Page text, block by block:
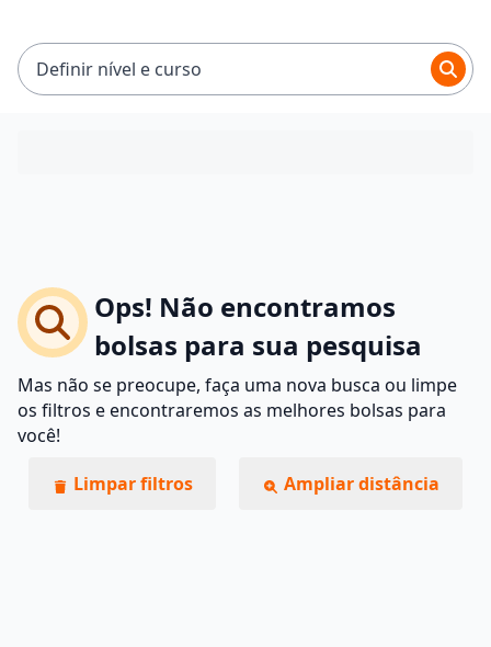
Definir nível e curso
Ops! Não encontramos
bolsas para sua pesquisa
Mas não se preocupe, faça uma nova busca ou limpe
os filtros e encontraremos as melhores bolsas para
você!
Limpar filtros
Ampliar distância